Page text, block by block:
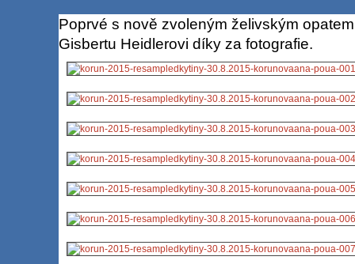
Poprvé s nově zvoleným želivským
Gisbertu Heidlerovi díky za fotografie.